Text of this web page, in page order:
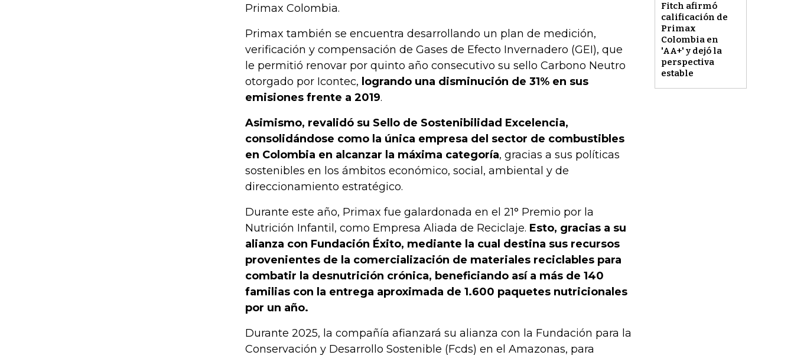
Fitch afirmó
calificación de
Primax
Colombia en
'AA+' y dejó la
perspectiva
estable
Primax Colombia.
Primax también se encuentra desarrollando un plan de medición,
verificación y compensación de Gases de Efecto Invernadero (GEI), que
le permitió renovar por quinto año consecutivo su sello Carbono Neutro
otorgado por Icontec, logrando una disminución de 31% en sus
emisiones frente a 2019.
Asimismo, revalidó su Sello de Sostenibilidad Excelencia,
consolidándose como la única empresa del sector de combustibles
en Colombia en alcanzar la máxima categoría, gracias a sus políticas
sostenibles en los ámbitos económico, social, ambiental y de
direccionamiento estratégico.
Durante este año, Primax fue galardonada en el 21° Premio por la
Nutrición Infantil, como Empresa Aliada de Reciclaje. Esto, gracias a su
alianza con Fundación Éxito, mediante la cual destina sus recursos
provenientes de la comercialización de materiales reciclables para
combatir la desnutrición crónica, beneficiando así a más de 140
familias con la entrega aproximada de 1.600 paquetes nutricionales
por un año.
Durante 2025, la compañía afianzará su alianza con la Fundación para la
Conservación y Desarrollo Sostenible (Fcds) en el Amazonas, para